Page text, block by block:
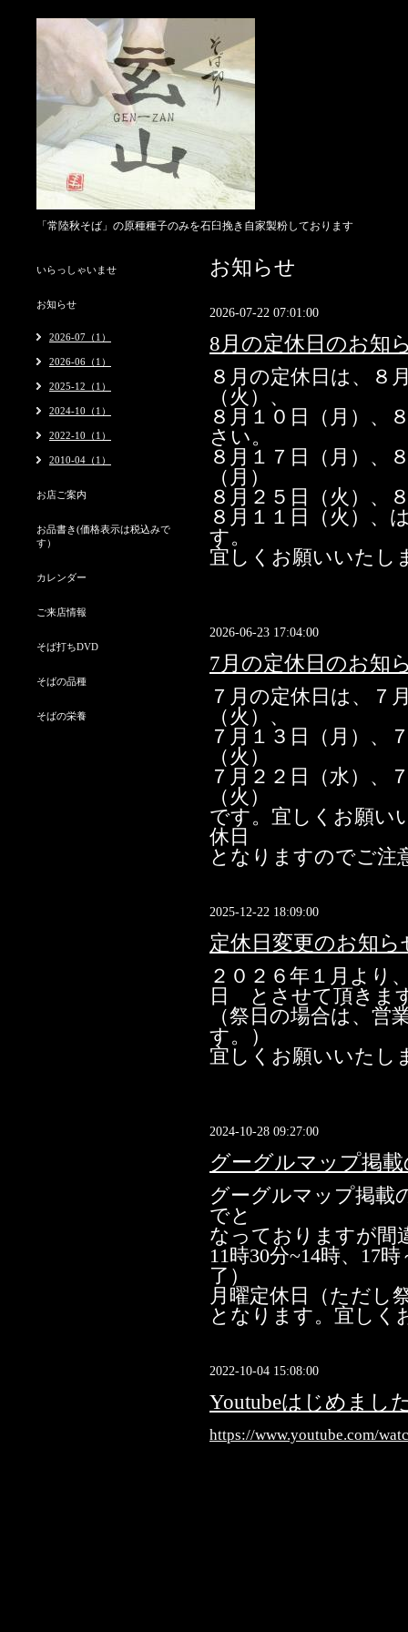
「常陸秋そば」の原種種子のみを石臼挽き自家製粉しております
お知らせ
2026-07-22 07:01:00
8月の定休日のお知
８月の定休日は、８
（火）、
８月１０日（月）、
さい。
８月１７日（月）、
（月）
８月２５日（火）、
８月１１日（火）、
す。
宜しくお願いいたし
2026-06-23 17:04:00
7月の定休日のお知
７月の定休日は、７
（火）、
７月１３日（月）、
（火）
７月２２日（水）、
（火）
です。宜しくお願い
休日
となりますのでご注
2025-12-22 18:09:00
定休日変更のお知ら
２０２６年１月よ
日 とさせて頂きま
（祭日の場合は、
す。）
宜しくお願いいたし
2024-10-28 09:27:00
グーグルマップ掲
グーグルマップ掲載
でと
なっておりますが
11時30分~14時、17
了）
月曜定休日（ただし
となります。宜しく
2022-10-04 15:08:00
Youtubeはじめまし
https://www.youtube.com/
いらっしゃいませ
お知らせ
2026-07（1）
2026-06（1）
2025-12（1）
2024-10（1）
2022-10（1）
2010-04（1）
お店ご案内
お品書き(価格表示は税込みで
す）
カレンダー
ご来店情報
そば打ちDVD
そばの品種
そばの栄養